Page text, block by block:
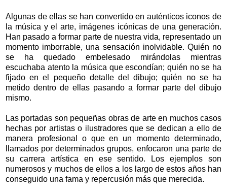
Algunas de ellas se han convertido en auténticos iconos de
la música y el arte, imágenes icónicas de una generación.
Han pasado a formar parte de nuestra vida, representado un
momento imborrable, una sensación inolvidable. Quién no
se ha quedado embelesado mirándolas mientras
escuchaba atento la música que escondían; quién no se ha
fijado en el pequeño detalle del dibujo; quién no se ha
metido dentro de ellas pasando a formar parte del dibujo
mismo.
Las portadas son pequeñas obras de arte en muchos casos
hechas por artistas o ilustradores que se dedican a ello de
manera profesional o que en un momento determinado,
llamados por determinados grupos, enfocaron una parte de
su carrera artística en ese sentido. Los ejemplos son
numerosos y muchos de ellos a los largo de estos años han
conseguido una fama y repercusión más que merecida.